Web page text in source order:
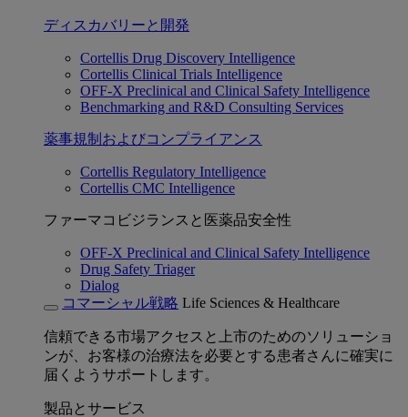
ディスカバリーと開発
Cortellis Drug Discovery Intelligence
Cortellis Clinical Trials Intelligence
OFF-X Preclinical and Clinical Safety Intelligence
Benchmarking and R&D Consulting Services
薬事規制およびコンプライアンス
Cortellis Regulatory Intelligence
Cortellis CMC Intelligence
ファーマコビジランスと医薬品安全性
OFF-X Preclinical and Clinical Safety Intelligence
Drug Safety Triager
Dialog
コマーシャル戦略 Life Sciences & Healthcare
信頼できる市場アクセスと上市のためのソリューショ
ンが、お客様の治療法を必要とする患者さんに確実に
届くようサポートします。
製品とサービス